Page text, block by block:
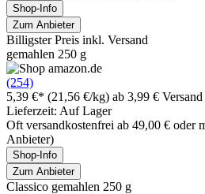
Shop-Info
Zum Anbieter
Billigster Preis inkl. Versand
gemahlen 250 g
(254)
5,39 €* (21,56 €/kg) ab 3,99 € Versand
Lieferzeit: Auf Lager
Oft versandkostenfrei ab 49,00 € oder
Anbieter)
Shop-Info
Zum Anbieter
Classico gemahlen 250 g